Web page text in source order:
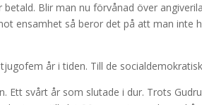
Blir man nu förvånad över
ensamhet så beror det på att man inte
år i tiden. Till de
Ett svårt år som slutade i dur. Trots